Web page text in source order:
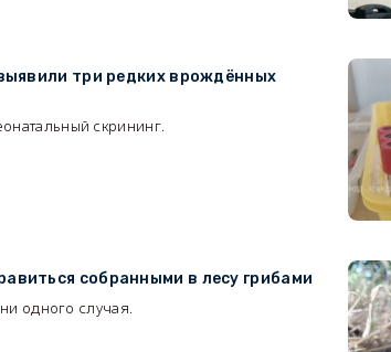
три редких врождённых
скрининг.
собранными в лесу грибами
одного случая.